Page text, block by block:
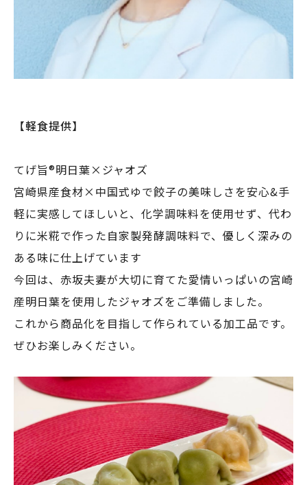
【軽⾷提供】
てげ旨®明日葉×ジャオズ
宮崎県産食材×中国式ゆで餃子の美味しさを安心&手
軽に実感してほしいと、化学調味料を使用せず、代わ
りに米糀で作った自家製発酵調味料で、優しく深みの
ある味に仕上げています
今回は、赤坂夫妻が大切に育てた愛情いっぱいの宮崎
産明日葉を使用したジャオズをご準備しました。
これから商品化を目指して作られている加工品です。
ぜひお楽しみください。